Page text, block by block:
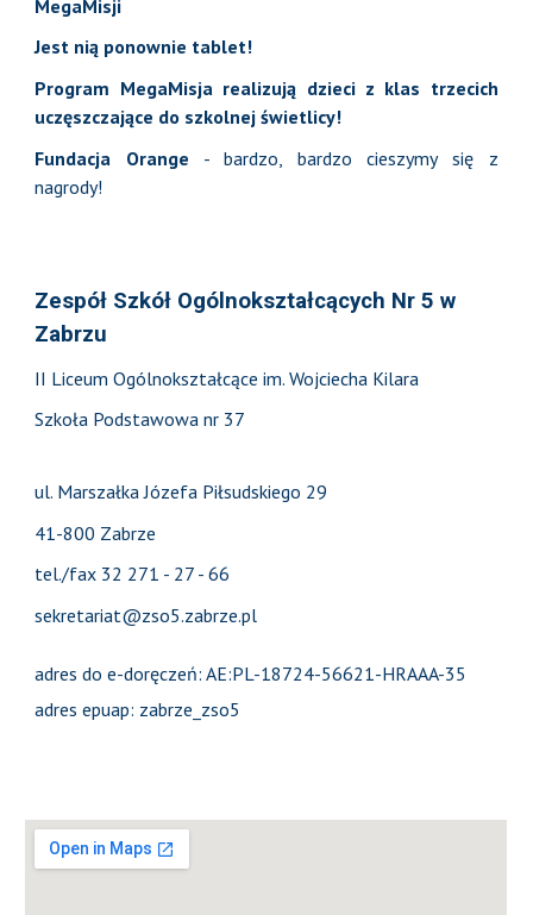
MegaMisji
Jest nią ponownie tablet!
Program MegaMisja realizują dzieci z klas trzecich
uczęszczające do szkolnej świetlicy!
Fundacja Orange - bardzo, bardzo cieszymy się z
nagrody!
Zespół Szkół Ogólnokształcących Nr 5 w
Zabrzu
II Liceum Ogólnokształcące im. Wojciecha Kilara
Szkoła Podstawowa nr 37
ul. Marszałka Józefa Piłsudskiego 29
41-800 Zabrze
tel./fax 32 271 - 27 - 66
sekretariat@zso5.zabrze.pl
adres do e-doręczeń: AE:PL-18724-56621-HRAAA-35
adres epuap: zabrze_zso5